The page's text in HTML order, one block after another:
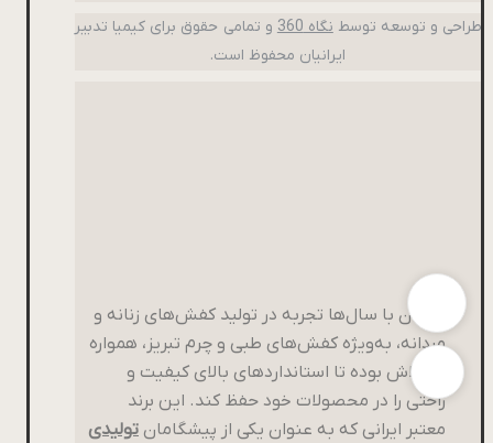
طراحی و توسعه توسطنگاه 360
و تمامی حقوق برای کیمیا تدبیر
ایرانیان محفوظ است.
پاتکان با سال‌ها تجربه در تولید کفش‌های زنانه و
مردانه، به‌ویژه کفش‌های طبی و چرم تبریز، همواره
در تلاش بوده تا استانداردهای بالای کیفیت و
راحتی را در محصولات خود حفظ کند. این برند
معتبر ایرانی که به عنوان یکی از پیشگامان تولیدی